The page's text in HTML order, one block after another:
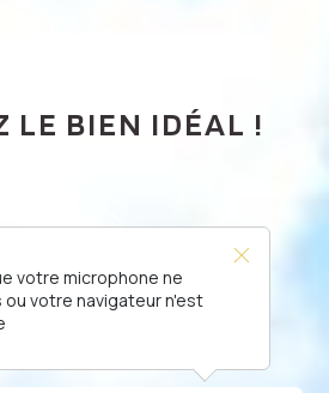
LE BIEN IDÉAL !
votre microphone ne
votre navigateur n'est